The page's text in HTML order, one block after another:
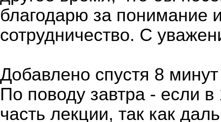
благодарю за понимание
сотрудничество. С
Добавлено спустя 8
По поводу завтра - если
часть лекции, так как